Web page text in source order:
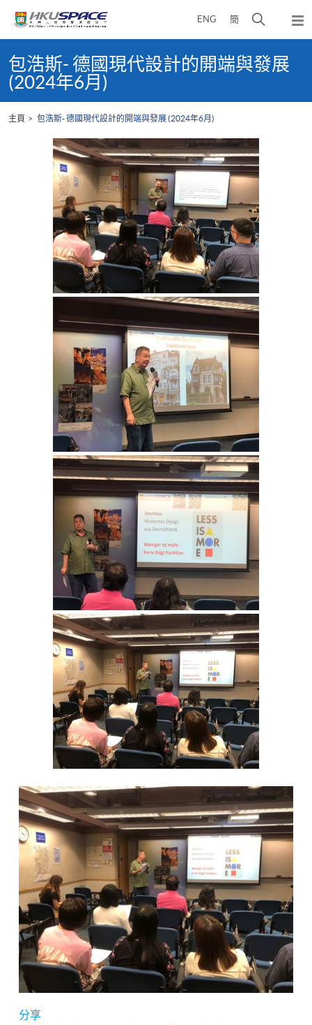
ENG 簡
開
搜
尋
面
彈
出
content
start包浩斯- 德國現代設計的開端與發展
(2024年6月)
主頁 包浩斯- 德國現代設計的開端與發展 (2024年6月)
分享